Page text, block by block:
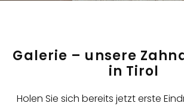
Galerie – unsere
in Tirol
Holen Sie sich bereits jetzt erste